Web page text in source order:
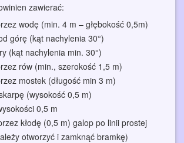
zawierać:
wodę (min. 4 m – głębokość 0,5m)
górę (kąt nachylenia 30°)
(kąt nachylenia min. 30°)
rów (min., szerokość 1,5 m)
mostek (długość min 3 m)
(wysokość 0,5 m)
0,5 m
kłodę (0,5 m) galop po linii prostej
otworzyć i zamknąć bramkę)